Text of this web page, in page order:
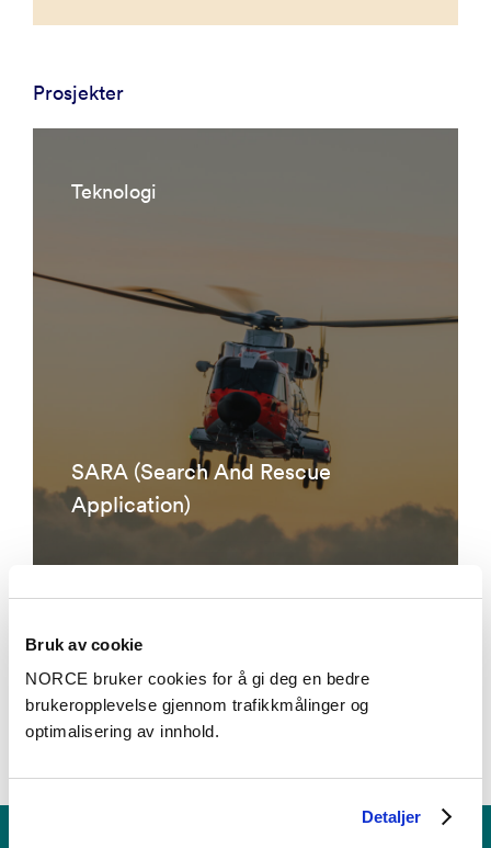
Bruk av cookie
NORCE bruker cookies for å gi deg en bedre
brukeropplevelse gjennom trafikkmålinger og
optimalisering av innhold.
Detaljer
Prosjekter
Teknologi
SARA (Search And Rescue
Application)